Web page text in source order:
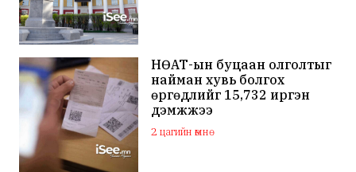
НӨАТ-ын буцаан олголтыг
найман хувь болгох
өргөдлийг 15,732 иргэн
дэмжжээ
2 цагийн өмнө